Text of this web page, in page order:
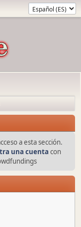
a esta sección.
una cuenta con